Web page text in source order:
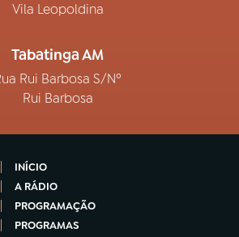
Vila Leopoldina
Tabatinga AM
Rui Barbosa S/Nº
Rui Barbosa
INÍCIO
A RÁDIO
PROGRAMAÇÃO
PROGRAMAS